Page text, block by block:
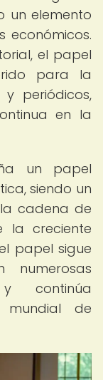
un elemento
económicos.
el papel
para la
periódicos,
en la
un papel
siendo un
cadena de
la creciente
papel sigue
y continúa
mundial de